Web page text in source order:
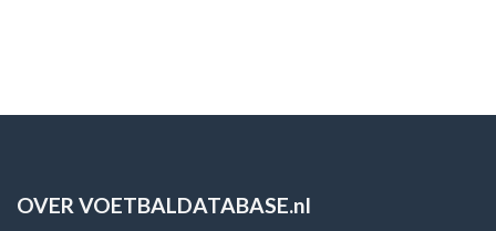
OVER VOETBALDATABASE.nl